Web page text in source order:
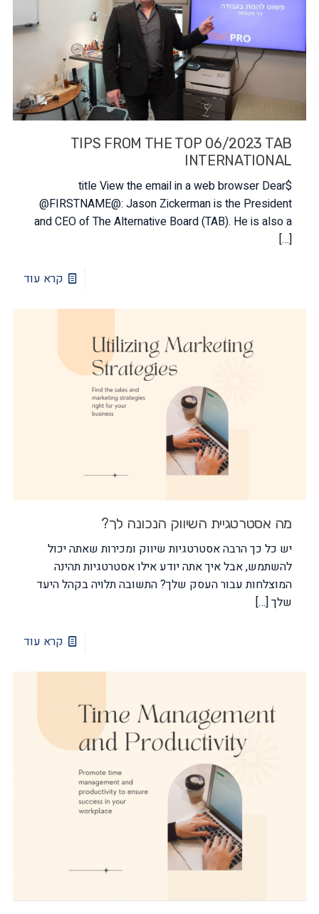
TIPS FROM THE TOP 06/2023 TAB
INTERNATIONAL
$title View the email in a web browser Dear
@FIRSTNAME@: Jason Zickerman is the President
and CEO of The Alternative Board (TAB). He is also a
[…]
קרא עוד
מה אסטרטגיית השיווק הנכונה לך?
יש כל כך הרבה אסטרטגיות שיווק ומכירות שאתה יכול
להשתמש, אבל איך אתה יודע אילו אסטרטגיות תהינה
המוצלחות עבור העסק שלך? התשובה תלויה בקהל היעד
שלך […]
קרא עוד